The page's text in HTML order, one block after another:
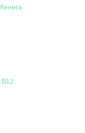
В12